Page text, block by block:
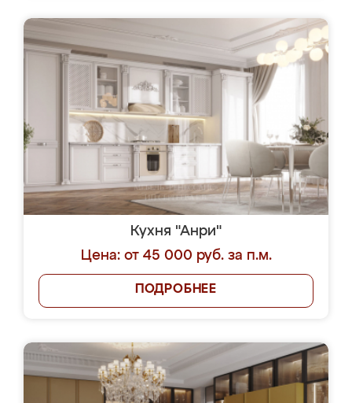
Кухня "Анри"
Цена: от 45 000 руб. за п.м.
ПОДРОБНЕЕ